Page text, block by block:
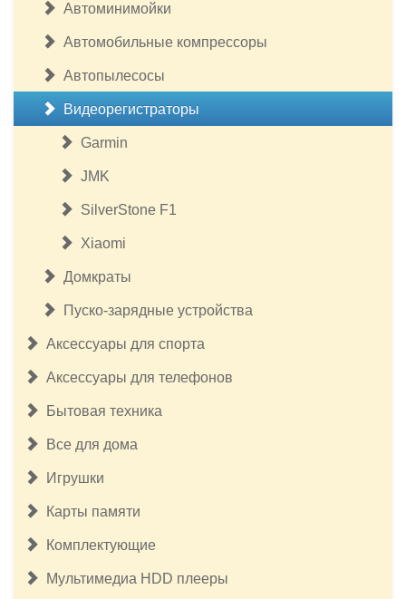
Автоминимойки
Автомобильные компрессоры
Автопылесосы
Видеорегистраторы
Garmin
JMK
SilverStone F1
Xiaomi
Домкраты
Пуско-зарядные устройства
Аксессуары для спорта
Аксессуары для телефонов
Бытовая техника
Все для дома
Игрушки
Карты памяти
Комплектующие
Мультимедиа HDD плееры